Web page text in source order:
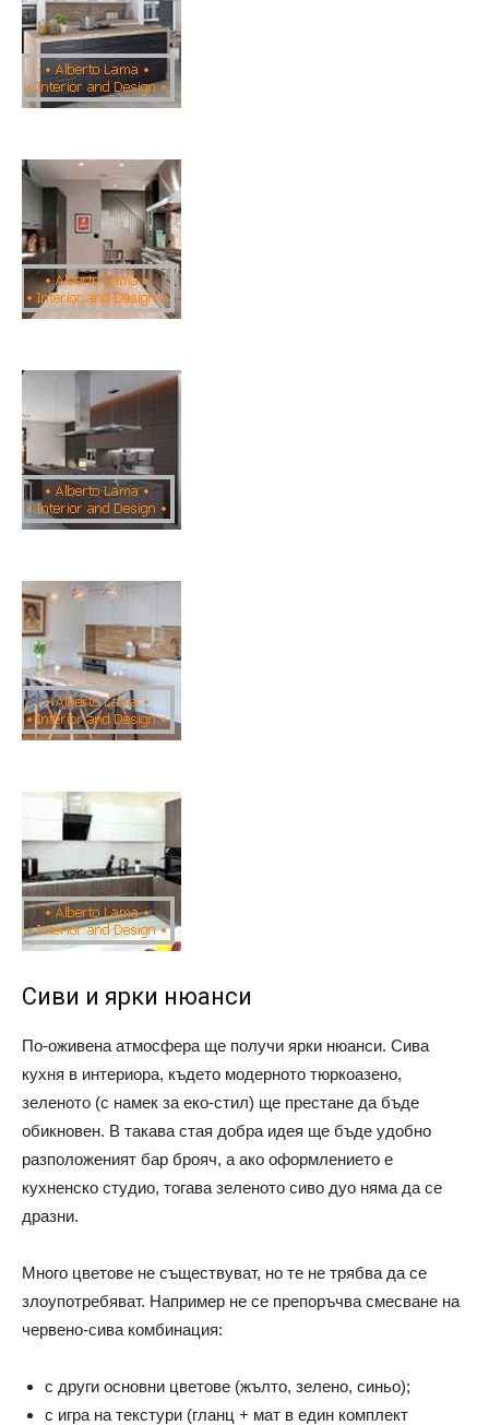
Сиви и ярки нюанси
По-оживена атмосфера ще получи ярки нюанси. Сива
кухня в интериора, където модерното тюркоазено,
зеленото (с намек за еко-стил) ще престане да бъде
обикновен. В такава стая добра идея ще бъде удобно
разположеният бар брояч, а ако оформлението е
кухненско студио, тогава зеленото сиво дуо няма да се
дразни.
Много цветове не съществуват, но те не трябва да се
злоупотребяват. Например не се препоръчва смесване на
червено-сива комбинация:
с други основни цветове (жълто, зелено, синьо);
с игра на текстури (гланц + мат в един комплект